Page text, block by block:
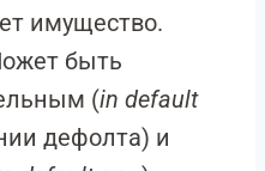
имущество.
быть
(in default
дефолта) и